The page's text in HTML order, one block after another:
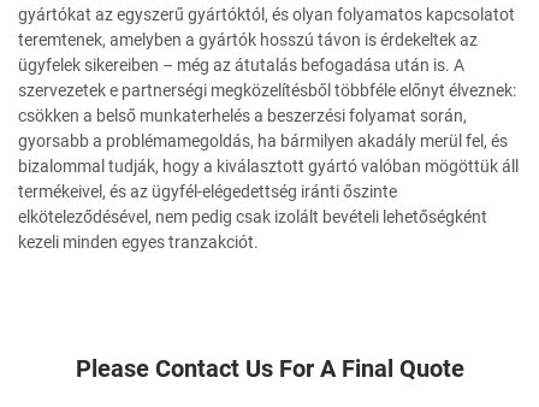
gyártókat az egyszerű gyártóktól, és olyan folyamatos kapcsolatot
teremtenek, amelyben a gyártók hosszú távon is érdekeltek az
ügyfelek sikereiben – még az átutalás befogadása után is. A
szervezetek e partnerségi megközelítésből többféle előnyt élveznek:
csökken a belső munkaterhelés a beszerzési folyamat során,
gyorsabb a problémamegoldás, ha bármilyen akadály merül fel, és
bizalommal tudják, hogy a kiválasztott gyártó valóban mögöttük áll
termékeivel, és az ügyfél-elégedettség iránti őszinte
elköteleződésével, nem pedig csak izolált bevételi lehetőségként
kezeli minden egyes tranzakciót.
Please Contact Us For A Final Quote